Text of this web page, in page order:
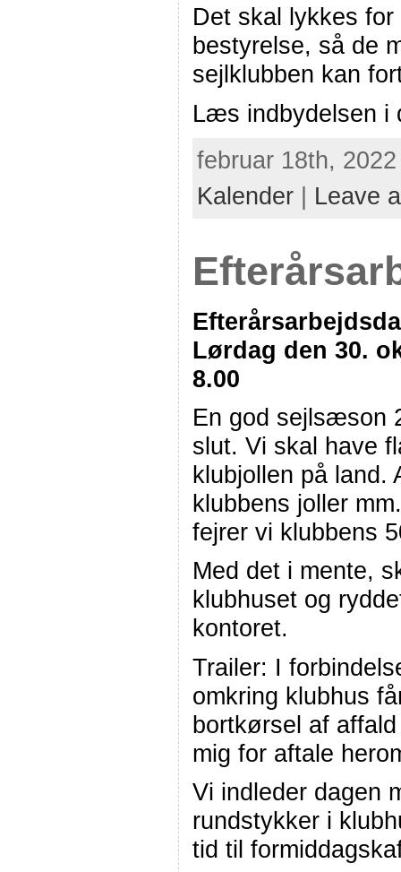
Det skal lykkes
bestyrelse, så de
sejlklubben kan
Læs indbydelsen i
februar 18th,
Kalender | Leave
Lørdag den 30.
8.00
En god sejlsæson
slut. Vi skal have
klubjollen på land.
klubbens joller
fejrer vi klubbens
Med det i mente,
klubhuset og
kontoret.
Trailer: I
omkring klubhus
bortkørsel af
mig for aftale
Vi indleder dagen
rundstykker i
tid til